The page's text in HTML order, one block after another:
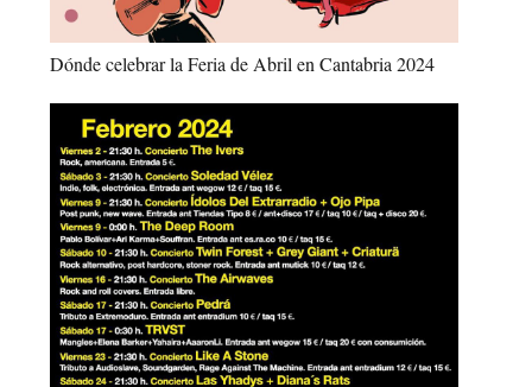
Dónde celebrar la Feria de Abril en Cantabria 2024